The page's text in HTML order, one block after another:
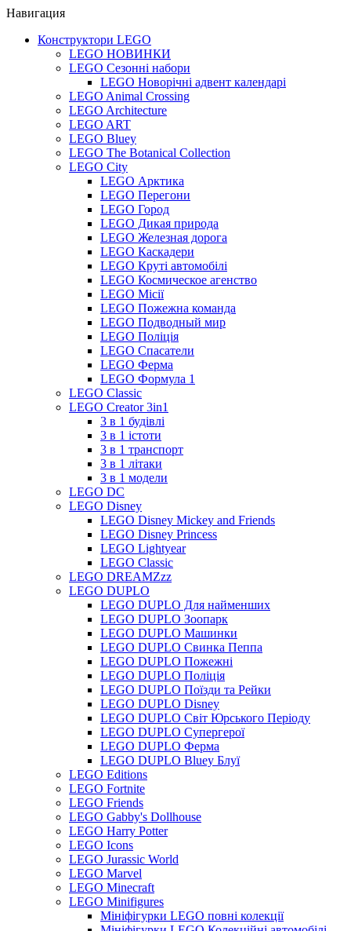
Навигация
Конструктори LEGO
LEGO НОВИНКИ
LEGO Сезонні набори
LEGO Новорічні адвент календарі
LEGO Animal Crossing
LEGO Architecture
LEGO ART
LEGO Bluey
LEGO The Botanical Collection
LEGO City
LEGO Арктика
LEGO Перегони
LEGO Город
LEGO Дикая природа
LEGO Железная дорога
LEGO Каскадери
LEGO Круті автомобілі
LEGO Космическое агенство
LEGO Місії
LEGO Пожежна команда
LEGO Подводный мир
LEGO Поліція
LEGO Спасатели
LEGO Ферма
LEGO Формула 1
LEGO Classic
LEGO Creator 3in1
3 в 1 будівлі
3 в 1 істоти
3 в 1 транспорт
3 в 1 літаки
3 в 1 модели
LEGO DC
LEGO Disney
LEGO Disney Mickey and Friends
LEGO Disney Princess
LEGO Lightyear
LEGO Classic
LEGO DREAMZzz
LEGO DUPLO
LEGO DUPLO Для найменших
LEGO DUPLO Зоопарк
LEGO DUPLO Машинки
LEGO DUPLO Свинка Пеппа
LEGO DUPLO Пожежні
LEGO DUPLO Поліція
LEGO DUPLO Поїзди та Рейки
LEGO DUPLO Disney
LEGO DUPLO Світ Юрського Періоду
LEGO DUPLO Супергерої
LEGO DUPLO Ферма
LEGO DUPLO Bluey Блуї
LEGO Editions
LEGO Fortnite
LEGO Friends
LEGO Gabby's Dollhouse
LEGO Harry Potter
LEGO Icons
LEGO Jurassic World
LEGO Marvel
LEGO Minecraft
LEGO Minifigures
Мініфігурки LEGO повні колекції